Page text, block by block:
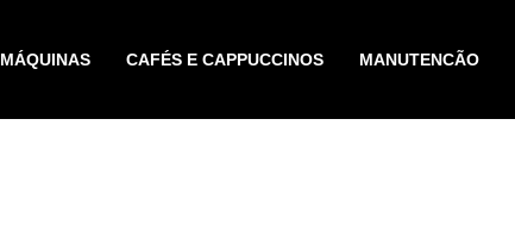
MÁQUINAS CAFÉS E CAPPUCCINOS MANUTENCÃO